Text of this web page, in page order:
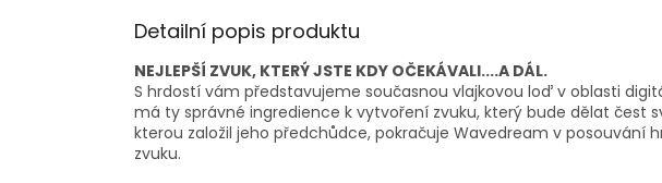
Detailní popis produktu
NEJLEPŠÍ ZVUK, KTERÝ JSTE KDY OČEKÁVALI....A DÁL.
S hrdostí vám představujeme současnou vlajkovou loď v oblasti
má ty správné ingredience k vytvoření zvuku, který bude dělat čest
kterou založil jeho předchůdce, pokračuje Wavedream v posouvání
zvuku.